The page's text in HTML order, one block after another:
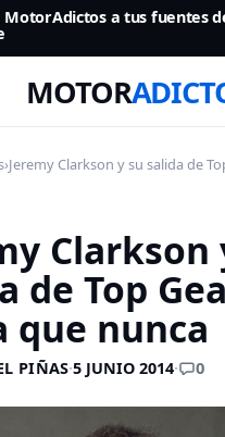
MotorAdictos a tus fuentes
MOTOR
›Jeremy Clarkson y su salida de
Clarkson
de Top
que nunca
PIÑAS·5 JUNIO 2014· 0